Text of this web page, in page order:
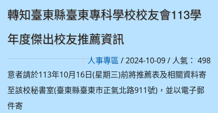
轉知臺東縣臺東專科學校校友會113學
年度傑出校友推薦資訊
人事專區/ 2024-10-09 / 人氣： 498
意者請於113年10月16日(星期三)前將推薦表及相關資料寄
至該校秘書室(臺東縣臺東市正氣北路911號)，並以電子郵
件寄